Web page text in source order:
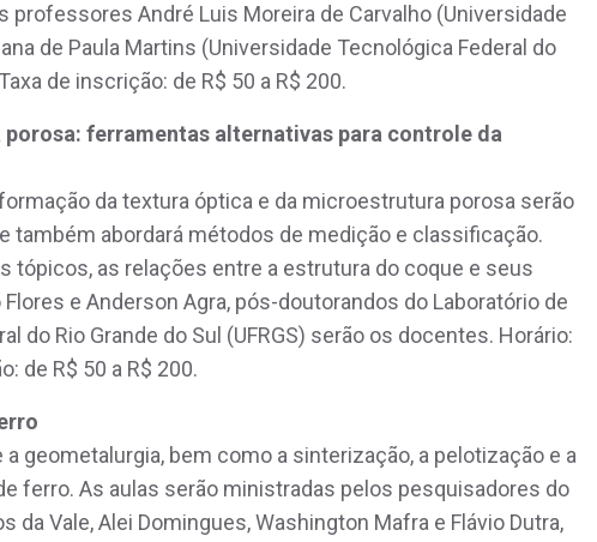
professores André Luis Moreira de Carvalho (Universidade
de Paula Martins (Universidade Tecnológica Federal do
de inscrição: de R$ 50 a R$ 200.
ferramentas alternativas para controle da
da textura óptica e da microestrutura porosa serão
também abordará métodos de medição e classificação.
tópicos, as relações entre a estrutura do coque e seus
e Anderson Agra, pós-doutorandos do Laboratório de
do Rio Grande do Sul (UFRGS) serão os docentes. Horário:
de R$ 50 a R$ 200.
geometalurgia, bem como a sinterização, a pelotização e a
ferro. As aulas serão ministradas pelos pesquisadores do
da Vale, Alei Domingues, Washington Mafra e Flávio Dutra,